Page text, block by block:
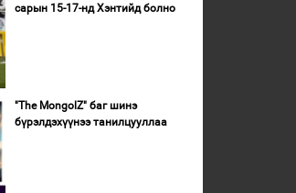
сарын 15-17-нд Хэнтийд болно
"The MongolZ" баг шинэ
бүрэлдэхүүнээ танилцууллаа